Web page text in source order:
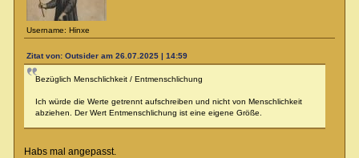
Username: Hinxe
Zitat von: Outsider am 26.07.2025 | 14:59
Bezüglich Menschlichkeit / Entmenschlichung
Ich würde die Werte getrennt aufschreiben und nicht von Menschlichkeit
abziehen. Der Wert Entmenschlichung ist eine eigene Größe.
Habs mal angepasst.